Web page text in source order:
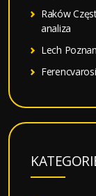
Raków
analiza
Lech